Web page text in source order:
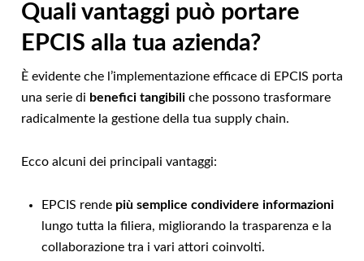
Quali vantaggi può portare
EPCIS alla tua azienda?
È evidente che l’implementazione efficace di EPCIS porta
una serie di benefici tangibili che possono trasformare
radicalmente la gestione della tua supply chain.
Ecco alcuni dei principali vantaggi:
EPCIS rende più semplice condividere informazioni
lungo tutta la filiera, migliorando la trasparenza e la
collaborazione tra i vari attori coinvolti.